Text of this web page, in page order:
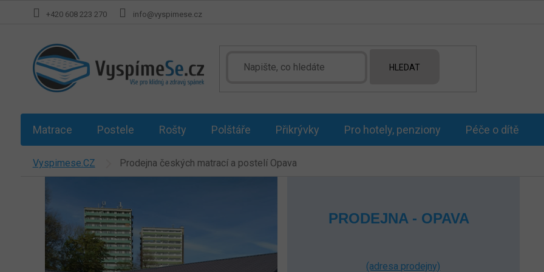
+420 608 223 270 info@vyspimese.cz
HLEDAT
Matrace Postele Rošty Polštáře Přikrývky Pro hotely, penziony Péče o dítě
Vyspimese.CZ Prodejna českých matrací a postelí Opava
PRODEJNA - OPAVA
(adresa prodejny)